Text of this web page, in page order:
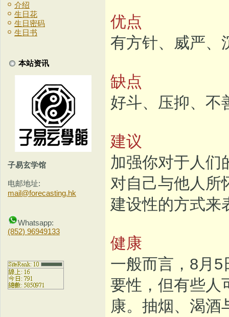
介绍
生日花
生日密码
生日书
本站资讯
子易玄学馆
电邮地址:
mail@forecasting.hk
Whatsapp:
(852) 96949133
优点
有方针、威严、
缺点
好斗、压抑、不
建议
加强你对于人们
对自己与他人所
建设性的方式来
健康
一般而言，8月
要性，但有些人
康。抽烟、渴酒